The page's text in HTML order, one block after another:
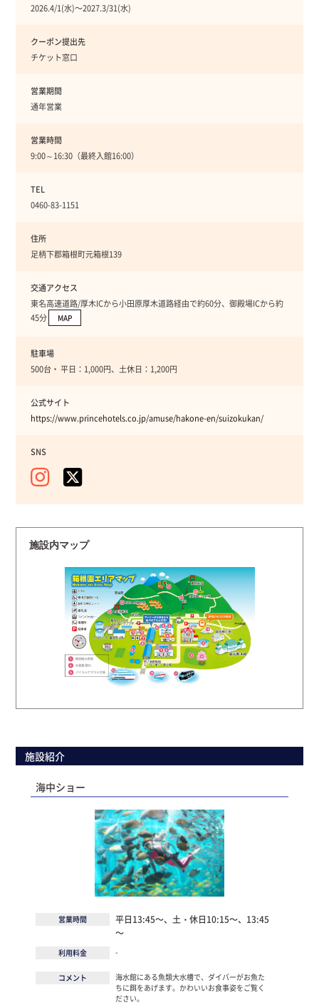
2026.4/1(水)〜2027.3/31(水)
クーポン提出先
チケット窓口
営業期間
通年営業
営業時間
9:00～16:30（最終入館16:00）
TEL
0460-83-1151
住所
足柄下郡箱根町元箱根139
交通アクセス
東名高速道路/厚木ICから小田原厚木道路経由で約60分、御殿場ICから約
45分
MAP
駐車場
500台・ 平日：1,000円、土休日：1,200円
公式サイト
https://www.princehotels.co.jp/amuse/hakone-en/suizokukan/
SNS
施設内マップ
施設紹介
海中ショー
営業時間
平日13:45～、土・休日10:15～、13:45
～
利用料金 -
コメント
海水館にある魚類大水槽で、ダイバーがお魚た
ちに餌をあげます。かわいいお食事姿をご覧く
ださい。